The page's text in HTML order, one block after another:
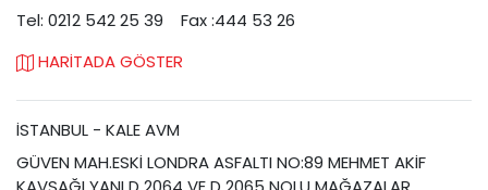
Tel: 0212 542 25 39
Fax :444 53 26
HARİTADA GÖSTER
İSTANBUL - KALE AVM
GÜVEN MAH.ESKİ LONDRA ASFALTI NO:89 MEHMET AKİF